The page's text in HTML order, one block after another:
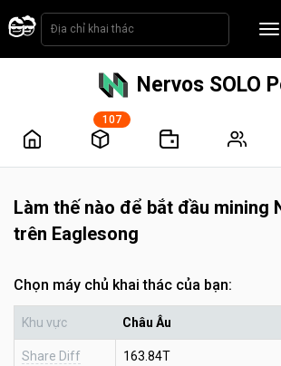
Nervos SOLO
107
Làm thế nào để bắt đầu mining
trên Eaglesong
Chọn máy chủ khai thác của bạn:
Khu vực Châu Âu
Share Diff 163.84T